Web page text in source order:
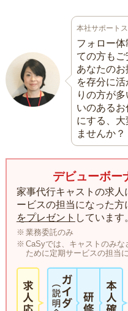
本社サポート
フォロー
ての方もご
あなたの
を存分に
りの方が
いのある
にする、
ませんか？
デビューボー
家事代行キャストの求
ービスの担当になった方
をプレゼント しています
業務委託のみ
CaSyでは、キャストのみな
ために定期サービスの担当